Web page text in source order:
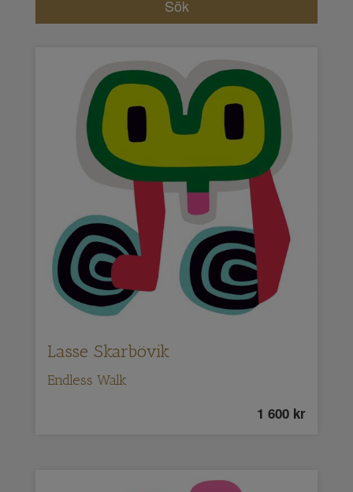
Lasse Skarbövik
Endless Walk
1 600 kr